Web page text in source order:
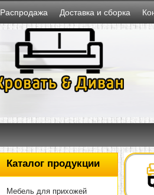
Распродажа Доставка и сборка
Каталог продукции
Мебель для прихожей